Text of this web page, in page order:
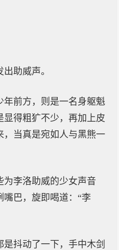
助威声。
年前方，则是一名身躯魁
得粗犷不少，再加上皮
，当真是宛如人与黑熊一
为李洛助威的少女声音
巴，旋即喝道：“李
抖动了一下，手中木剑